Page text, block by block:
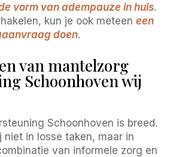
vorm van adempauze in huis.
kun je ook meteeneen
doen.
van mantelzorg
Schoonhoven wij
Schoonhoven is breed.
niet in losse taken, maar in
van informele zorg en